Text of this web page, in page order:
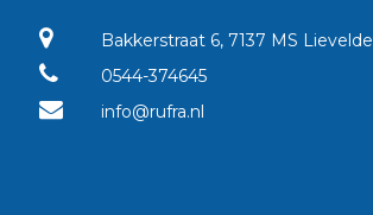
Bakkerstraat 6, 7137 MS Lievelde
0544-374645
info@rufra.nl